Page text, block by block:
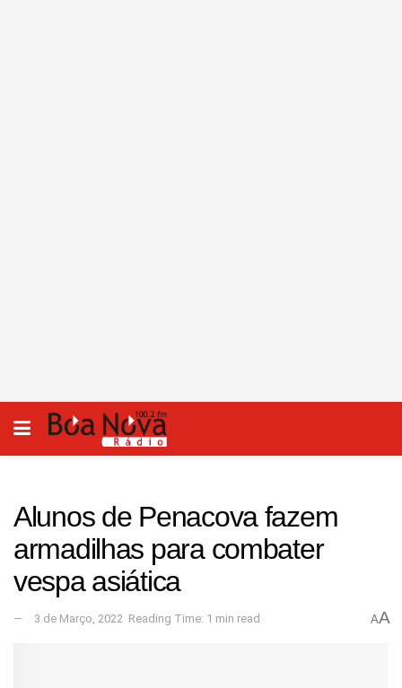
Alunos de Penacova fazem
armadilhas para combater
vespa asiática
3 de Março, 2022 Reading Time: 1 min read AA